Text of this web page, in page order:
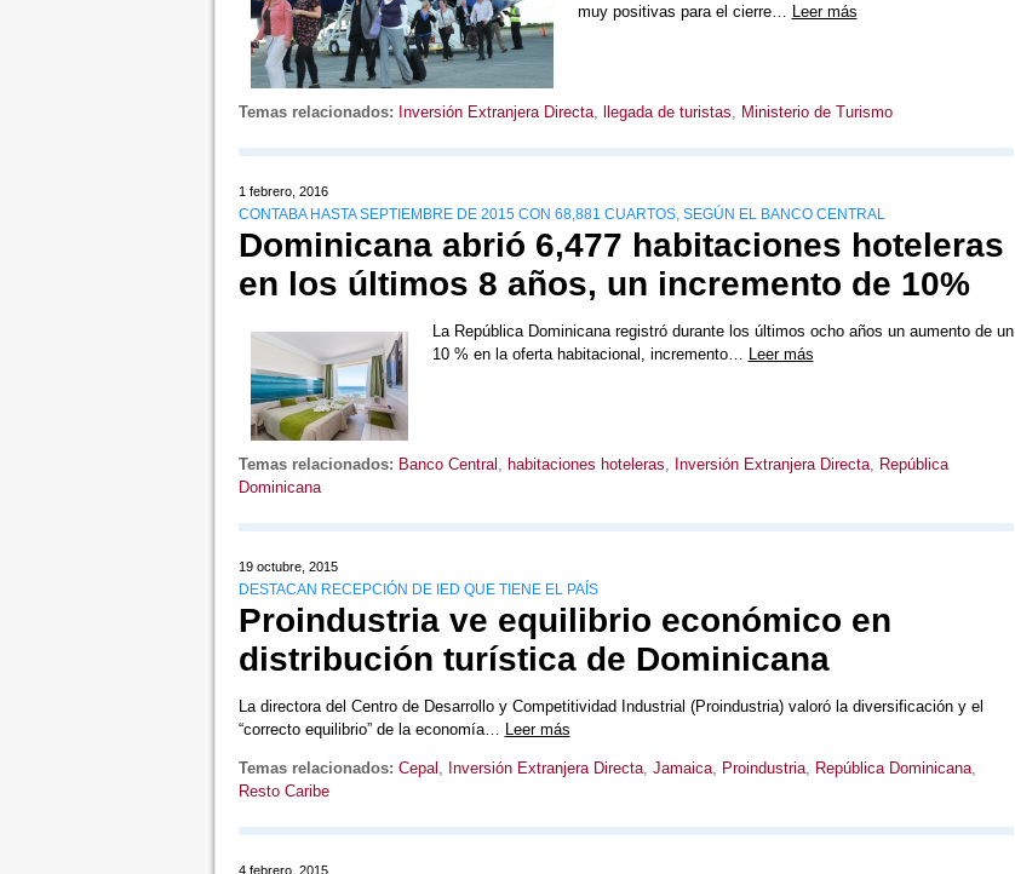
muy positivas para el cierre… Leer más
Temas relacionados: Inversión Extranjera Directa, llegada de turistas, Ministerio de Turismo
1 febrero, 2016
CONTABA HASTA SEPTIEMBRE DE 2015 CON 68,881 CUARTOS, SEGÚN EL BANCO CENTRAL
Dominicana abrió 6,477 habitaciones hoteleras
en los últimos 8 años, un incremento de 10%
La República Dominicana registró durante los últimos ocho años un aumento de un
10 % en la oferta habitacional, incremento… Leer más
Temas relacionados: Banco Central , habitaciones hoteleras, Inversión Extranjera Directa, República
Dominicana
19 octubre, 2015
DESTACAN RECEPCIÓN DE IED QUE TIENE EL PAÍS
Proindustria ve equilibrio económico en
distribución turística de Dominicana
La directora del Centro de Desarrollo y Competitividad Industrial (Proindustria) valoró la diversificación y el
“correcto equilibrio” de la economía… Leer más
Temas relacionados: Cepal , Inversión Extranjera Directa, Jamaica, Proindustria, República Dominicana,
Resto Caribe
4 febrero, 2015